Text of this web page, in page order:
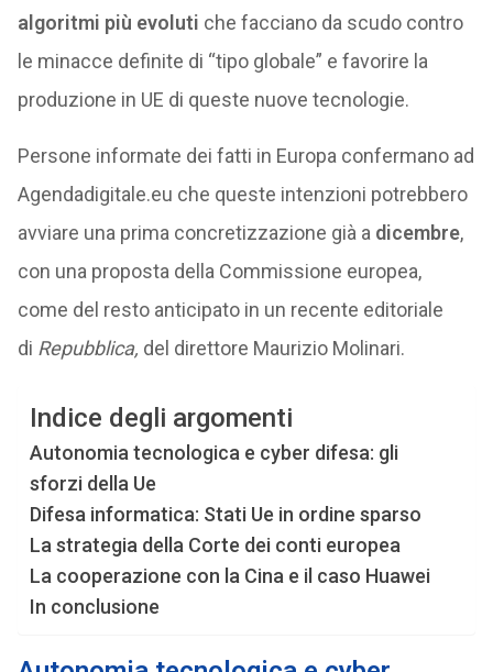
algoritmi più evoluti che facciano da scudo contro
le minacce definite di “tipo globale” e favorire la
produzione in UE di queste nuove tecnologie.
Persone informate dei fatti in Europa confermano ad
Agendadigitale.eu che queste intenzioni potrebbero
avviare una prima concretizzazione già a dicembre,
con una proposta della Commissione europea,
come del resto anticipato in un recente editoriale
di Repubblica, del direttore Maurizio Molinari.
Indice degli argomenti
Autonomia tecnologica e cyber difesa: gli
sforzi della Ue
Difesa informatica: Stati Ue in ordine sparso
La strategia della Corte dei conti europea
La cooperazione con la Cina e il caso Huawei
In conclusione